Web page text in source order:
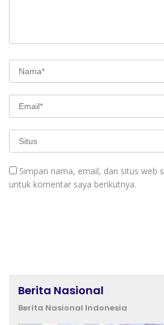
Simpan nama, email, dan situs web
untuk komentar saya berikutnya.
Berita Nasional
Berita Nasional Indonesia